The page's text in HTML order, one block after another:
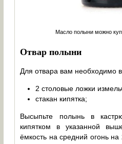
Масло полыни можно
Отвар полыни
Для отвара вам необходимо
2 столовые ложки
стакан кипятка;
Высыпьте полынь в
кипятком в указанной
ёмкость на средний огонь